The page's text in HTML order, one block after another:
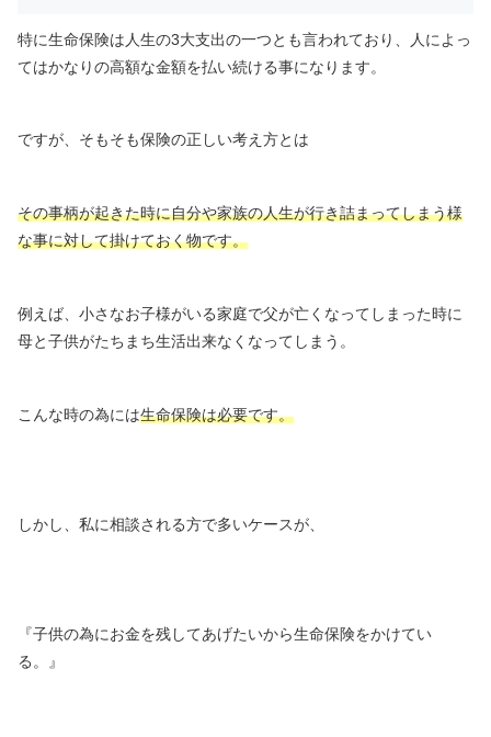
特に生命保険は 人生の3大支出の一つとも言われており、人によっ
てはかなりの高額な金額を払い続ける事になります。
ですが、そもそも保険の正しい考え方とは
その事柄が起きた時に自分や家族の人生が行き詰まってしまう様
な事に対して掛けておく物です。
例えば、小さなお子様がいる家庭で父が亡くなってしまった時に
母と子供がたちまち生活出来なくなってしまう。
こんな時の為には生命保険は必要です。
しかし、私に相談される方で多いケースが、
『子供の為にお金を残してあげたいから生命保険をかけてい
る。』